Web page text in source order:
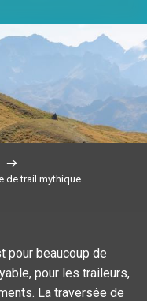
de trail mythique
pour beaucoup de
pour les traileurs,
La traversée de